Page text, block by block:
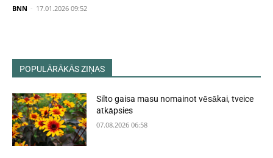
BNN - 17.01.2026 09:52
POPULĀRĀKĀS ZIŅAS
Silto gaisa masu nomainot vēsākai, tveice
atkāpsies
07.08.2026 06:58